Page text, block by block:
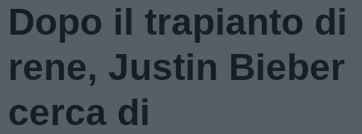
Dopo il trapianto di
rene, Justin Bieber
cerca di